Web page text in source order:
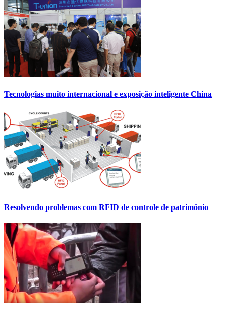
Tecnologias muito internacional e exposição inteligente China
Resolvendo problemas com RFID de controle de patrimônio